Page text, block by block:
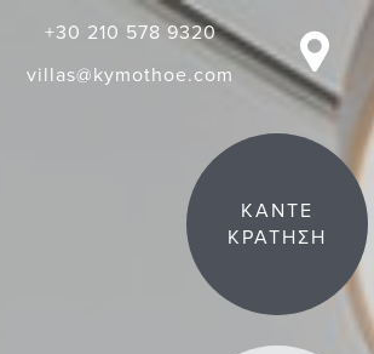
+30 210 578 9320
villas@kymothoe.com
ΚΑΝΤΕ
ΚΡΑΤΗΣΗ